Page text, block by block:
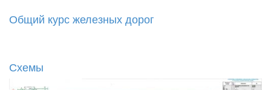
Общий курс железных дорог
Схемы